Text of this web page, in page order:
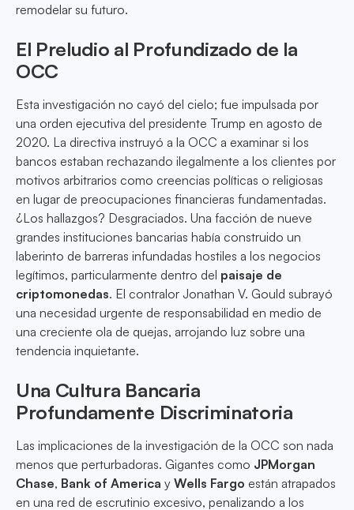
remodelar su futuro.
El Preludio al Profundizado de la
OCC
Esta investigación no cayó del cielo; fue impulsada por
una orden ejecutiva del presidente Trump en agosto de
2020. La directiva instruyó a la OCC a examinar si los
bancos estaban rechazando ilegalmente a los clientes por
motivos arbitrarios como creencias políticas o religiosas
en lugar de preocupaciones financieras fundamentadas.
¿Los hallazgos? Desgraciados. Una facción de nueve
grandes instituciones bancarias había construido un
laberinto de barreras infundadas hostiles a los negocios
legítimos, particularmente dentro del paisaje de
criptomonedas. El contralor Jonathan V. Gould subrayó
una necesidad urgente de responsabilidad en medio de
una creciente ola de quejas, arrojando luz sobre una
tendencia inquietante.
Una Cultura Bancaria
Profundamente Discriminatoria
Las implicaciones de la investigación de la OCC son nada
menos que perturbadoras. Gigantes como JPMorgan
Chase, Bank of America y Wells Fargo están atrapados
en una red de escrutinio excesivo, penalizando a los